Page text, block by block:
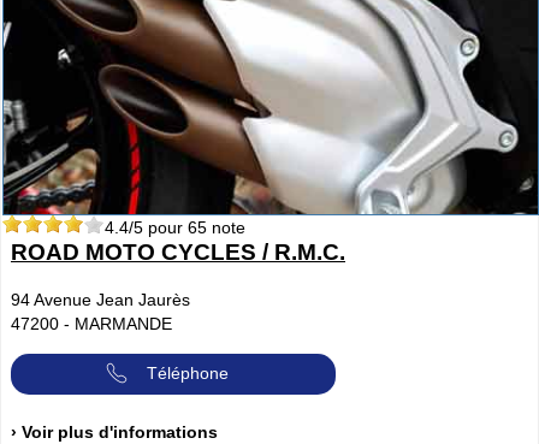
4.4/5 pour 65 note
ROAD MOTO CYCLES / R.M.C.
94 Avenue Jean Jaurès
47200 - MARMANDE
Téléphone
› Voir plus d'informations